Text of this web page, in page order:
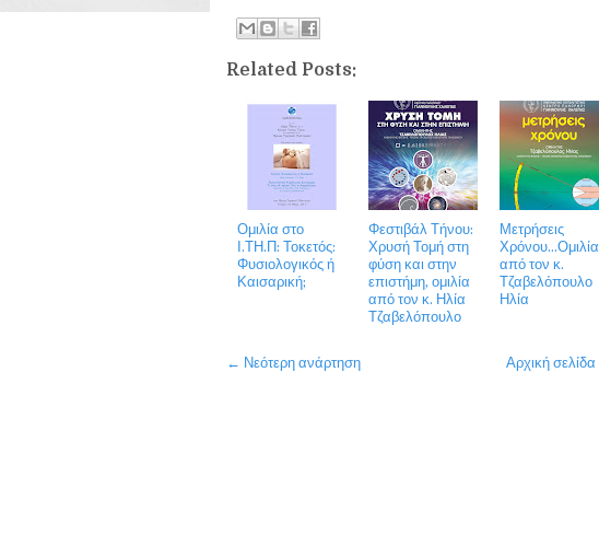
Related Posts:
Ομιλία στο
Ι.ΤΗ.Π: Τοκετός:
Φυσιολογικός ή
Καισαρική;
Φεστιβάλ Τήνου:
Χρυσή Τομή στη
φύση και στην
επιστήμη, ομιλία
από τον κ. Ηλία
Τζαβελόπουλο
Μετρήσεις
Χρόνου...Ομιλία
από τον κ.
Τζαβελόπουλο
Ηλία
← Νεότερη ανάρτηση Αρχική σελίδα